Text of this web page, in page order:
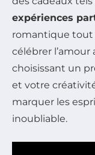
expériences
romantique tout
célébrer
choisissant un
et votre
marquer les
inoubliable.